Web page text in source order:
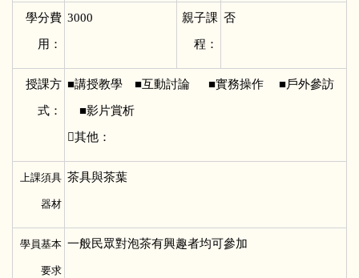
學分費
用：
3000 親子課
程：
否
授課方
式：
■講授教學 ■互動討論 ■實務操作 ■戶外參訪
■影片賞析
其他：
上課須具
器材
茶具與茶葉
學員基本
要求
一般民眾對泡茶有興趣者均可參加